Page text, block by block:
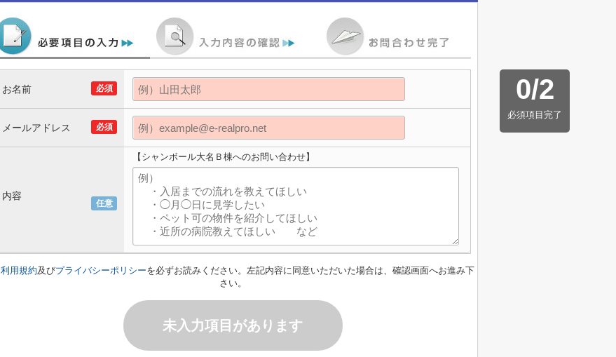
0/2
必須項目完了
必須
お名前
必須
メールアドレス
任意
内容
【シャンボール大名Ｂ棟へのお問い合わせ】
利用規約及びプライバシーポリシーを必ずお読みください。左記内容に同意いただいた場合は、確認画面へお進み下
さい。
未入力項目があります